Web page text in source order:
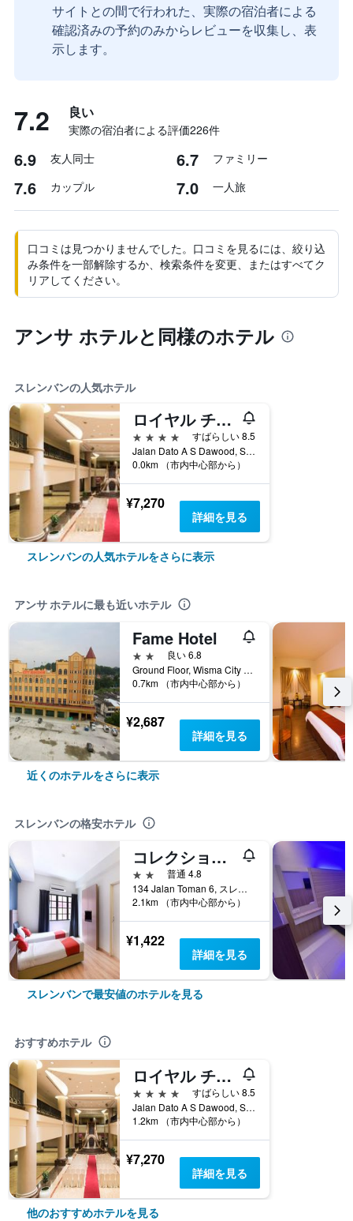
サイトとの間で行われた、実際の宿泊者による
確認済みの予約のみからレビューを収集し、表
示します。
7.2 良い
実際の宿泊者による評価226​件
6.9 友人同士 6.7 ファミリー
7.6 カップル 7.0 一人旅
口コミは見つかりませんでした。口コミを見るには、絞り込
み条件を一部解除するか、検索条件を変更、またはすべてク
リアしてください。
アンサ ホテルと同様のホテル
スレンバンの人気ホテル
ロイヤル チュラン スレンバン
4つ星
すばらしい 8.5
Jalan Dato A S Dawood, Seremban, 9, スレンバン, マレーシア
0.0km （市内中心部から）
¥7,270
詳細を見る
スレンバンの人気ホテルをさらに表示
アンサ ホテルに最も近いホテル
Fame Hotel
2つ星
良い 6.8
Ground Floor, Wisma City Kingdom, スレンバン, マレーシア
0.7km （市内中心部から）
¥2,687
詳細を見る
近くのホテルをさらに表示
スレンバンの格安ホテル
コレクション O セレンバン ニア ゲートウェイ モール フォーマリー スリ ムティアラ ホテル
2つ星
普通 4.8
134 Jalan Toman 6, スレンバン, マレーシア
2.1km （市内中心部から）
¥1,422
詳細を見る
スレンバンで最安値のホテルを見る
おすすめホテル
ロイヤル チュラン スレンバン
4つ星
すばらしい 8.5
Jalan Dato A S Dawood, Seremban, 9, スレンバン, マレーシア
1.2km （市内中心部から）
¥7,270
詳細を見る
他のおすすめホテルを見る